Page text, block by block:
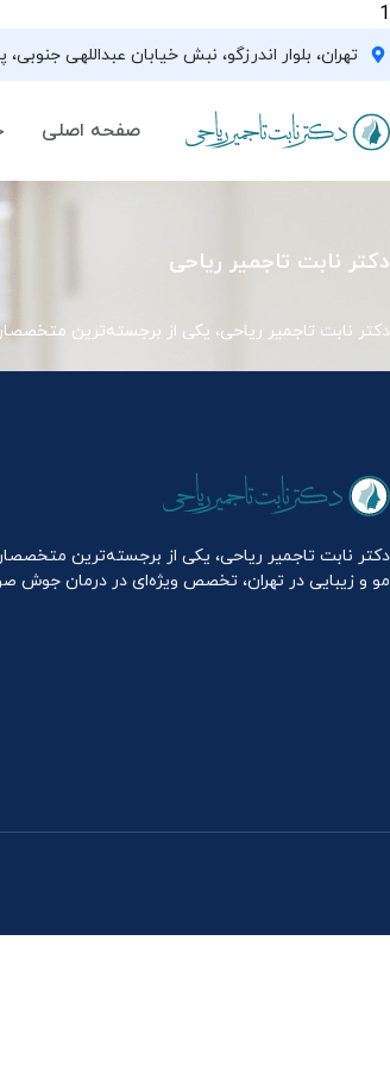
1
تهران، بلوار اندرزگو، نبش خیابان عبداللهی جنوبی، پلاک ۷۰(نیش شیرینی فروشی نیشکر)، واحد ۳۳
صفحه اصلی
دکتر نابت تاجمیر ریاحی
دکتر نابت تاجمیر ریاحی، یکی از برجسته‌ترین
دکتر نابت تاجمیر ریاحی، یکی از برجسته‌ترین
مو و زیبایی در تهران، تخصص ویژه‌ای در درمان جوش